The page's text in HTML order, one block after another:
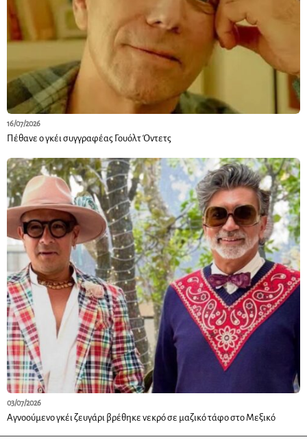
16/07/2026
Πέθανε ο γκέι συγγραφέας Γουόλτ Όντετς
03/07/2026
Αγνοούμενο γκέι ζευγάρι βρέθηκε νεκρό σε μαζικό τάφο στο Μεξικό